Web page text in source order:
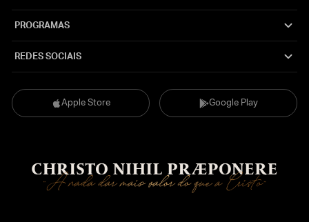
Apple Store Google Play
PROGRAMAS
REDES SOCIAIS